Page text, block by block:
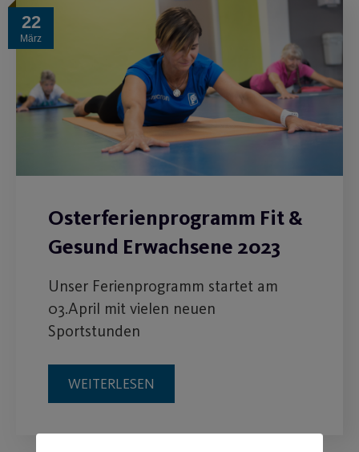
22
März
Osterferienprogramm Fit &
Gesund Erwachsene 2023
Unser Ferienprogramm startet am
03.April mit vielen neuen
Sportstunden
WEITERLESEN